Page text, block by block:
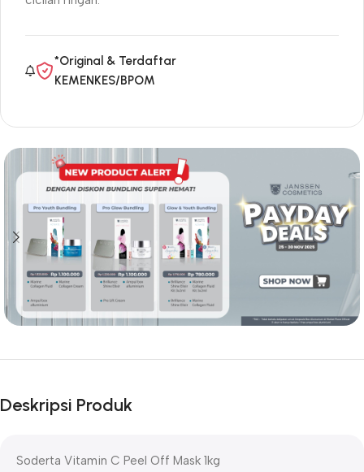
*Original & Terdaftar
KEMENKES/BPOM
Deskripsi Produk
Soderta Vitamin C Peel Off Mask 1kg